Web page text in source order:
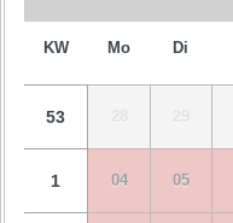
KW Mo Di
53 28 29
1 04 05